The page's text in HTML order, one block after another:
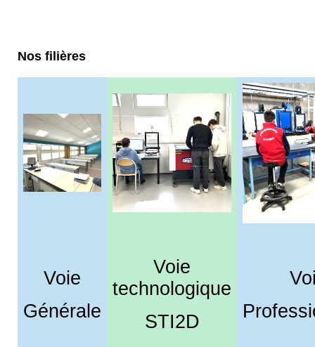
Nos filières
Voie
Générale
Voie
technologique
STI2D